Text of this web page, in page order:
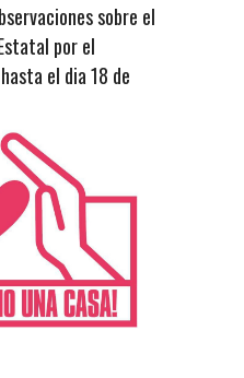
sobre el
por el
el dia 18 de